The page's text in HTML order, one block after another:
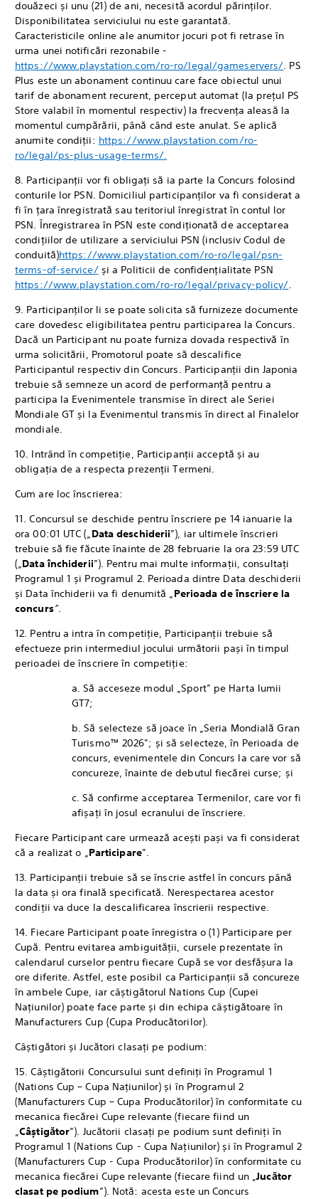
douăzeci și unu (21) de ani, necesită acordul părinților.
Disponibilitatea serviciului nu este garantată.
Caracteristicile online ale anumitor jocuri pot fi retrase în
urma unei notificări rezonabile -
https://www.playstation.com/ro-ro/legal/gameservers/. PS
Plus este un abonament continuu care face obiectul unui
tarif de abonament recurent, perceput automat (la prețul PS
Store valabil în momentul respectiv) la frecvența aleasă la
momentul cumpărării, până când este anulat. Se aplică
anumite condiții: https://www.playstation.com/ro-
ro/legal/ps-plus-usage-terms/.
8. Participanții vor fi obligați să ia parte la Concurs folosind
conturile lor PSN. Domiciliul participanților va fi considerat a
fi în țara înregistrată sau teritoriul înregistrat în contul lor
PSN. Înregistrarea în PSN este condiționată de acceptarea
condițiilor de utilizare a serviciului PSN (inclusiv Codul de
conduită)https://www.playstation.com/ro-ro/legal/psn-
terms-of-service/și a Politicii de confidențialitate PSN
https://www.playstation.com/ro-ro/legal/privacy-policy/.
9. Participanților li se poate solicita să furnizeze documente
care dovedesc eligibilitatea pentru participarea la Concurs.
Dacă un Participant nu poate furniza dovada respectivă în
urma solicitării, Promotorul poate să descalifice
Participantul respectiv din Concurs. Participanții din Japonia
trebuie să semneze un acord de performanță pentru a
participa la Evenimentele transmise în direct ale Seriei
Mondiale GT și la Evenimentul transmis în direct al Finalelor
mondiale.
10. Intrând în competiție, Participanții acceptă și au
obligația de a respecta prezenții Termeni.
Cum are loc înscrierea:
11. Concursul se deschide pentru înscriere pe 14 ianuarie la
ora 00:01 UTC („Data deschiderii”), iar ultimele înscrieri
trebuie să fie făcute înainte de 28 februarie la ora 23:59 UTC
(„Data închiderii”). Pentru mai multe informații, consultați
Programul 1 și Programul 2. Perioada dintre Data deschiderii
și Data închiderii va fi denumită „Perioada de înscriere la
concurs”.
12. Pentru a intra în competiție, Participanții trebuie să
efectueze prin intermediul jocului următorii pași în timpul
perioadei de înscriere în competiție:
a. Să acceseze modul „Sport” pe Harta lumii
GT7;
b. Să selecteze să joace în „Seria Mondială Gran
Turismo™ 2026”; și să selecteze, în Perioada de
concurs, evenimentele din Concurs la care vor să
concureze, înainte de debutul fiecărei curse; și
c. Să confirme acceptarea Termenilor, care vor fi
afișați în josul ecranului de înscriere.
Fiecare Participant care urmează acești pași va fi considerat
că a realizat o „Participare”.
13. Participanții trebuie să se înscrie astfel în concurs până
la data și ora finală specificată. Nerespectarea acestor
condiții va duce la descalificarea înscrierii respective.
14. Fiecare Participant poate înregistra o (1) Participare per
Cupă. Pentru evitarea ambiguității, cursele prezentate în
calendarul curselor pentru fiecare Cupă se vor desfășura la
ore diferite. Astfel, este posibil ca Participanții să concureze
în ambele Cupe, iar câștigătorul Nations Cup (Cupei
Națiunilor) poate face parte și din echipa câștigătoare în
Manufacturers Cup (Cupa Producătorilor).
Câștigători și Jucători clasați pe podium:
15. Câștigătorii Concursului sunt definiți în Programul 1
(Nations Cup – Cupa Națiunilor) și în Programul 2
(Manufacturers Cup – Cupa Producătorilor) în conformitate cu
mecanica fiecărei Cupe relevante (fiecare fiind un
„Câștigător”). Jucătorii clasați pe podium sunt definiți în
Programul 1 (Nations Cup - Cupa Națiunilor) și în Programul 2
(Manufacturers Cup - Cupa Producătorilor) în conformitate cu
mecanica fiecărei Cupe relevante (fiecare fiind un „Jucător
clasat pe podium”). Notă: acesta este un Concurs